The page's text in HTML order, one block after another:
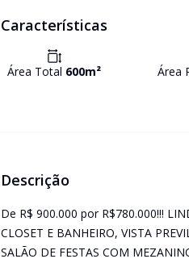
Características
Área Total 600m² Área
Descrição
De R$ 900.000 por R$780.000!!!
CLOSET E BANHEIRO, VISTA
SALÃO DE FESTAS COM